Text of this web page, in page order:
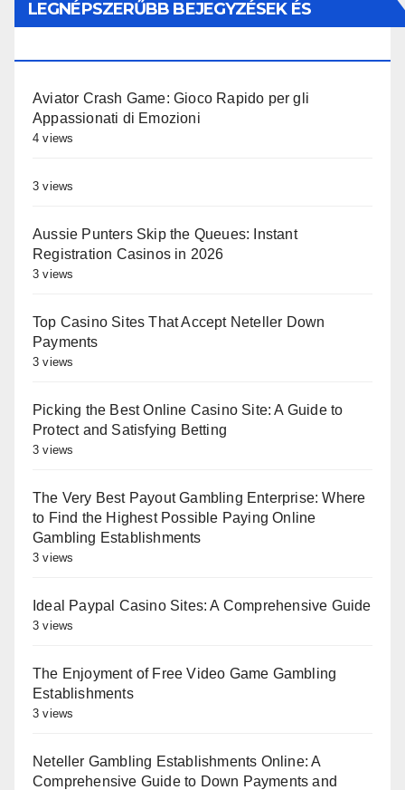
LEGNÉPSZERŰBB BEJEGYZÉSEK ÉS
Aviator Crash Game: Gioco Rapido per gli
Appassionati di Emozioni
4 views
3 views
Aussie Punters Skip the Queues: Instant
Registration Casinos in 2026
3 views
Top Casino Sites That Accept Neteller Down
Payments
3 views
Picking the Best Online Casino Site: A Guide to
Protect and Satisfying Betting
3 views
The Very Best Payout Gambling Enterprise: Where
to Find the Highest Possible Paying Online
Gambling Establishments
3 views
Ideal Paypal Casino Sites: A Comprehensive Guide
3 views
The Enjoyment of Free Video Game Gambling
Establishments
3 views
Neteller Gambling Establishments Online: A
Comprehensive Guide to Down Payments and